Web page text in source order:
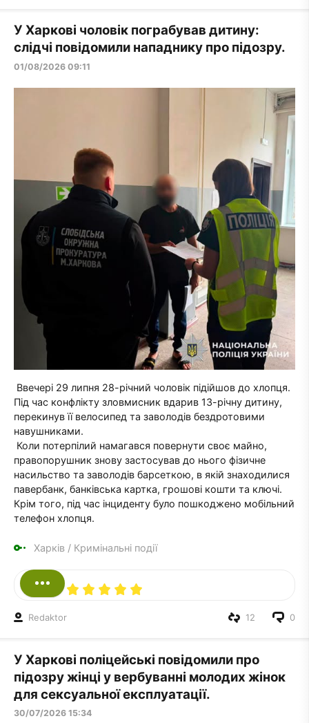
У Харкові чоловік пограбував дитину:
слідчі повідомили нападнику про підозру.
01/08/2026 09:11
Ввечері 29 липня 28-річний чоловік підійшов до хлопця.
Під час конфлікту зловмисник вдарив 13-річну дитину,
перекинув її велосипед та заволодів бездротовими
навушниками.
Коли потерпілий намагався повернути своє майно,
правопорушник знову застосував до нього фізичне
насильство та заволодів барсеткою, в якій знаходилися
павербанк, банківська картка, грошові кошти та ключі.
Крім того, під час інциденту було пошкоджено мобільний
телефон хлопця.
Харків / Кримінальні події
Redaktor 0
12
У Харкові поліцейські повідомили про
підозру жінці у вербуванні молодих жінок
для сексуальної експлуатації.
30/07/2026 15:34